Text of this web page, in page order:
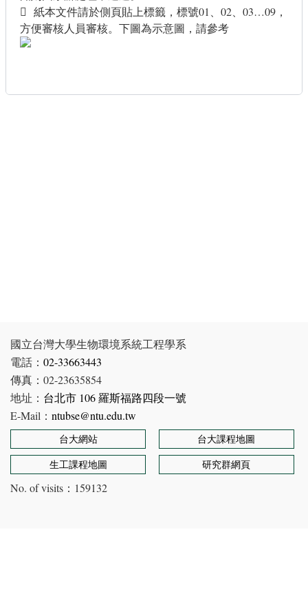
 紙本文件請於側頁貼上標籤，標號01、02、03…09，
方便審核人員審核。下圖為示意圖，請參考
國立台灣大學生物環境系統工程學系
電話： 02-33663443
傳真：02-23635854
地址： 台北市 106 羅斯福路四段一號
E-Mail： ntubse@ntu.edu.tw
台大網站
台大課程地圖
生工課程地圖
研究群網頁
No. of visits： 159132